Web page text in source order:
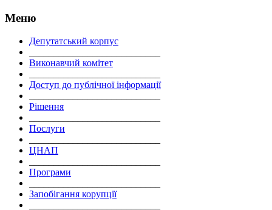
Меню
Депутатський корпус
Виконавчий комітет
Доступ до публічної інформації
Рішення
Послуги
ЦНАП
Програми
Запобігання корупції